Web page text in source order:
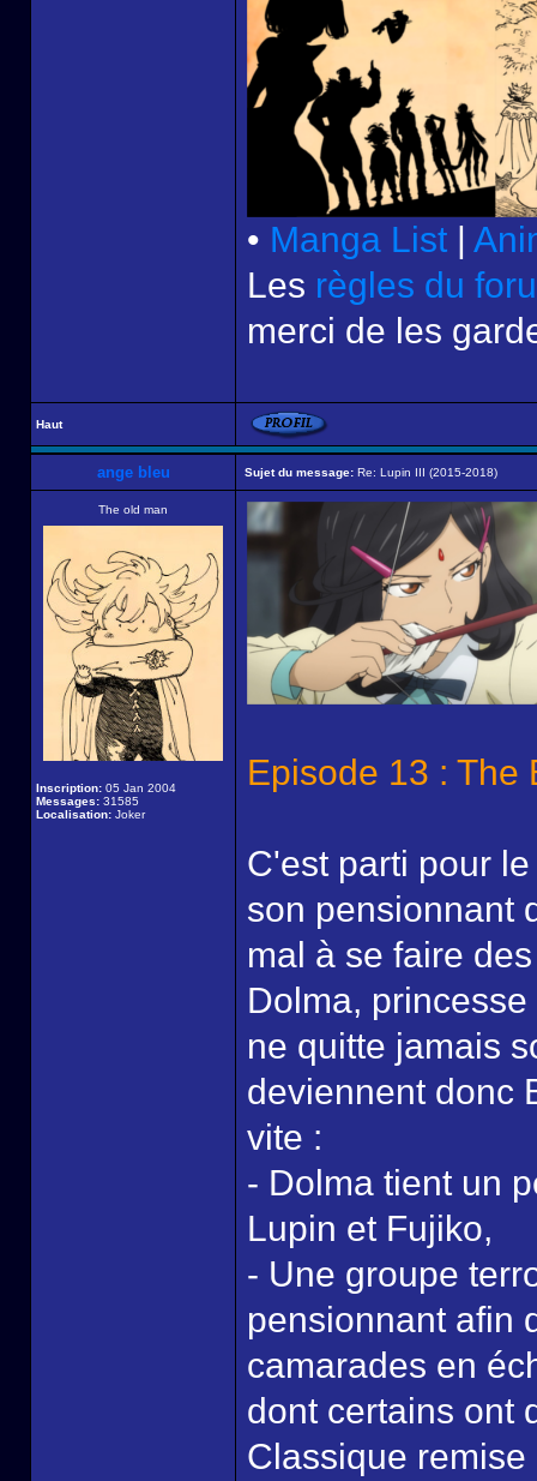
• Manga List |
Les règles du
merci de les
Haut
ange bleu Sujet du message: Re: Lupin III (2015-2018)
The old man
Inscription: 05 Jan 2004
Messages: 31585
Localisation: Joker
Episode 13 : The
C'est parti pour
son pensionnant
mal à se faire
Dolma,
ne quitte jamais
deviennent donc
vite :
- Dolma tient un
Lupin et Fujiko,
- Une groupe
pensionnant afin
camarades en
dont certains ont
Classique